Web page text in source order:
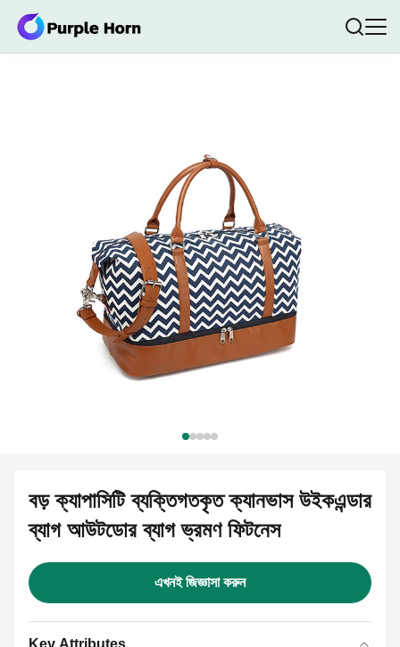
বড় ক্যাপাসিটি ব্যক্তিগতকৃত ক্যানভাস উইকএন্ডার
ব্যাগ আউটডোর ব্যাগ ভ্রমণ ফিটনেস
এখনই জিজ্ঞাসা করুন
Key Attributes